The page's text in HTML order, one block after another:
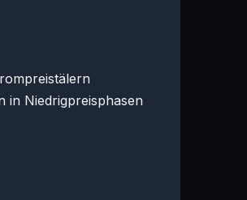
in Niedrigpreisphasen